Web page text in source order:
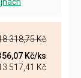
318,75 Kč
Kč/ks
517,41 Kč